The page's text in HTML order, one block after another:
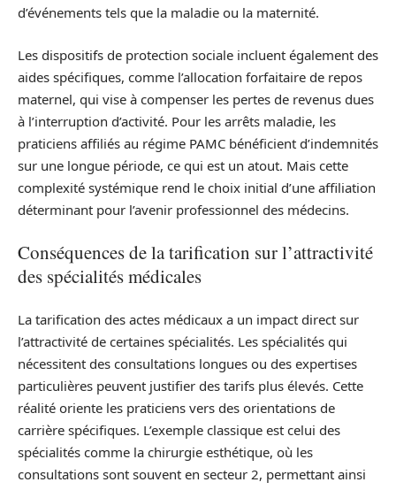
d’événements tels que la maladie ou la maternité.
Les dispositifs de protection sociale incluent également des
aides spécifiques, comme l’allocation forfaitaire de repos
maternel, qui vise à compenser les pertes de revenus dues
à l’interruption d’activité. Pour les arrêts maladie, les
praticiens affiliés au régime PAMC bénéficient d’indemnités
sur une longue période, ce qui est un atout. Mais cette
complexité systémique rend le choix initial d’une affiliation
déterminant pour l’avenir professionnel des médecins.
Conséquences de la tarification sur l’attractivité
des spécialités médicales
La tarification des actes médicaux a un impact direct sur
l’attractivité de certaines spécialités. Les spécialités qui
nécessitent des consultations longues ou des expertises
particulières peuvent justifier des tarifs plus élevés. Cette
réalité oriente les praticiens vers des orientations de
carrière spécifiques. L’exemple classique est celui des
spécialités comme la chirurgie esthétique, où les
consultations sont souvent en secteur 2, permettant ainsi